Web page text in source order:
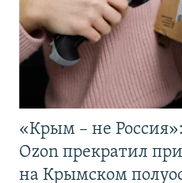
«Крым – не
Ozon прекратил
на Крымском